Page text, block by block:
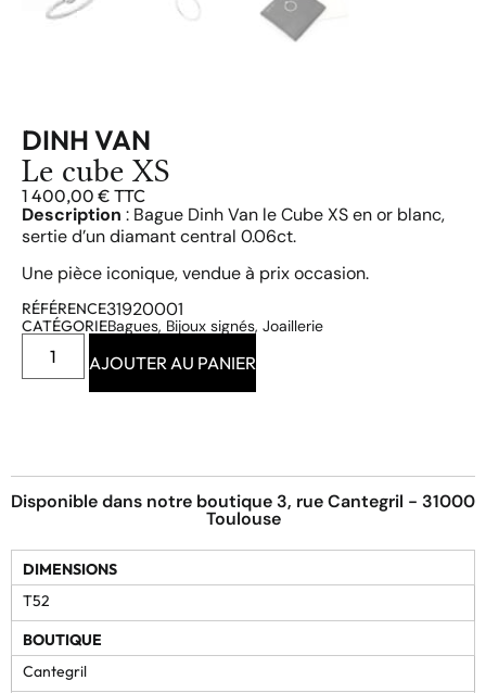
DINH VAN
Le cube XS
1 400,00 € TTC
Description : Bague Dinh Van le Cube XS en or blanc,
sertie d’un diamant central 0.06ct.
Une pièce iconique, vendue à prix occasion.
RÉFÉRENCE31920001
CATÉGORIEBagues, Bijoux signés, Joaillerie
AJOUTER AU PANIER
Disponible dans notre boutique 3, rue Cantegril - 31000
Toulouse
DIMENSIONS
T52
BOUTIQUE
Cantegril